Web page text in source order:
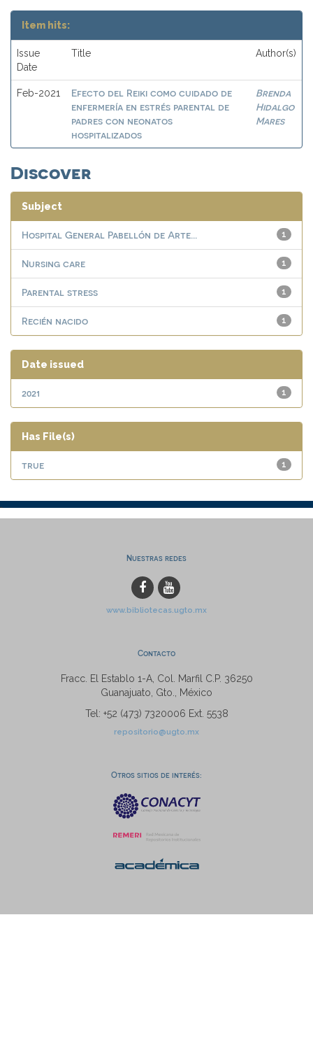
Item hits:
Issue
Date
Title Author(s)
Feb-2021
Efecto del Reiki como cuidado de
enfermería en estrés parental de
padres con neonatos
hospitalizados
Brenda
Hidalgo
Mares
Discover
Subject
1
Hospital General Pabellón de Arte...
1
Nursing care
1
Parental stress
1
Recién nacido
Date issued
1
2021
Has File(s)
1
true
Nuestras redes
www.bibliotecas.ugto.mx
Contacto
Fracc. El Establo 1-A, Col. Marfil C.P. 36250
Guanajuato, Gto., México
Tel: +52 (473) 7320006 Ext. 5538
repositorio@ugto.mx
Otros sitios de interés: